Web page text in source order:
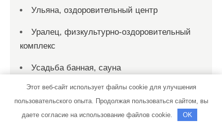
Ульяна, оздоровительный центр
Уралец, физкультурно-оздоровительный
комплекс
Усадьба банная, сауна
Усадьба Медуша, загородный комплекс
Усадьба, гостиничный комплекс
Этот веб-сайт использует файлы cookie для улучшения
пользовательского опыта. Продолжая пользоваться сайтом, вы
даете согласие на использование файлов cookie.
OK